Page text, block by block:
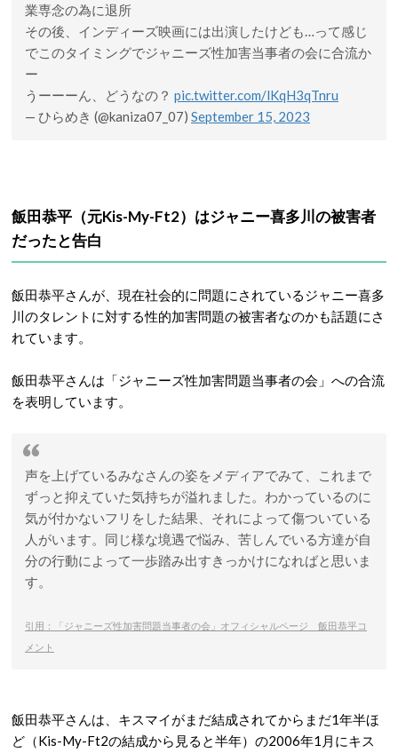
業専念の為に退所
その後、インディーズ映画には出演したけども…って感じ
でこのタイミングでジャニーズ性加害当事者の会に合流か
ー
うーーーん、どうなの？ pic.twitter.com/lKqH3qTnru
— ひらめき (@kaniza07_07) September 15, 2023
飯田恭平（元Kis-My-Ft2）はジャニー喜多川の被害者
だったと告白
飯田恭平さんが、現在社会的に問題にされているジャニー喜多
川のタレントに対する性的加害問題の被害者なのかも話題にさ
れています。
飯田恭平さんは「ジャニーズ性加害問題当事者の会」への合流
を表明しています。
声を上げているみなさんの姿をメディアでみて、これまで
ずっと抑えていた気持ちが溢れました。わかっているのに
気が付かないフリをした結果、それによって傷ついている
人がいます。同じ様な境遇で悩み、苦しんでいる方達が自
分の行動によって一歩踏み出すきっかけになればと思いま
す。
引用：「ジャニーズ性加害問題当事者の会」オフィシャルページ 飯田恭平コ
メント
飯田恭平さんは、キスマイがまだ結成されてからまだ1年半ほ
ど（Kis-My-Ft2の結成から見ると半年）の2006年1月にキス